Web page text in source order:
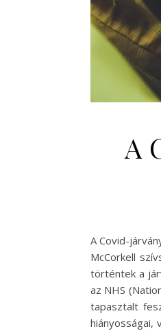
A
A Covid-
McCorkell
történtek a
az NHS
tapasztalt
hiányosságai,